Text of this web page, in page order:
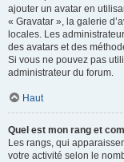
ajouter un avatar en
« Gravatar », la galerie
locales. Les
des avatars et des
Si vous ne pouvez pas
administrateur du forum.
Haut
Quel est mon rang et
Les rangs, qui
votre activité selon le